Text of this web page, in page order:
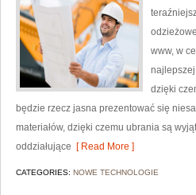
www, w
dzięki
będzie rzecz jasna prezentować się
materiałów, dzięki czemu ubrania są
oddziałujące [ Read More ]
CATEGORIES: NOWE TECHNOLOGIE